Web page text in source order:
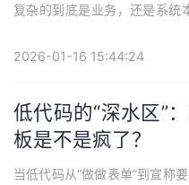
复杂的到底是业务，还是系
是结构开始变得不可被理解。
2026-01-16 15:44:24
低代码的“深水区”
板是不是疯了？
当低代码从“做做表单”到宣称